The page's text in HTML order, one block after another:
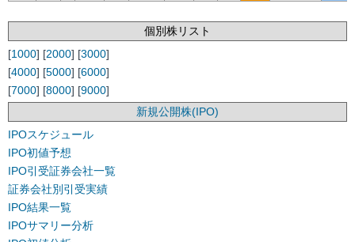
個別株リスト
[1000] [2000] [3000]
[4000] [5000] [6000]
[7000] [8000] [9000]
新規公開株(IPO)
IPOスケジュール
IPO初値予想
IPO引受証券会社一覧
証券会社別引受実績
IPO結果一覧
IPOサマリー分析